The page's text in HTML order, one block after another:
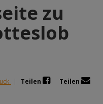
zu
| Teilen
Teilen